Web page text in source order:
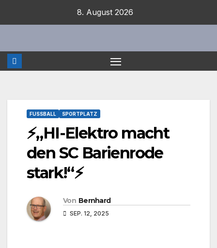
8. August 2026
FUSSBALL SPORTPLATZ
⚡️„HI-Elektro macht
den SC Barienrode
stark!“⚡️
Von Bernhard
SEP. 12, 2025